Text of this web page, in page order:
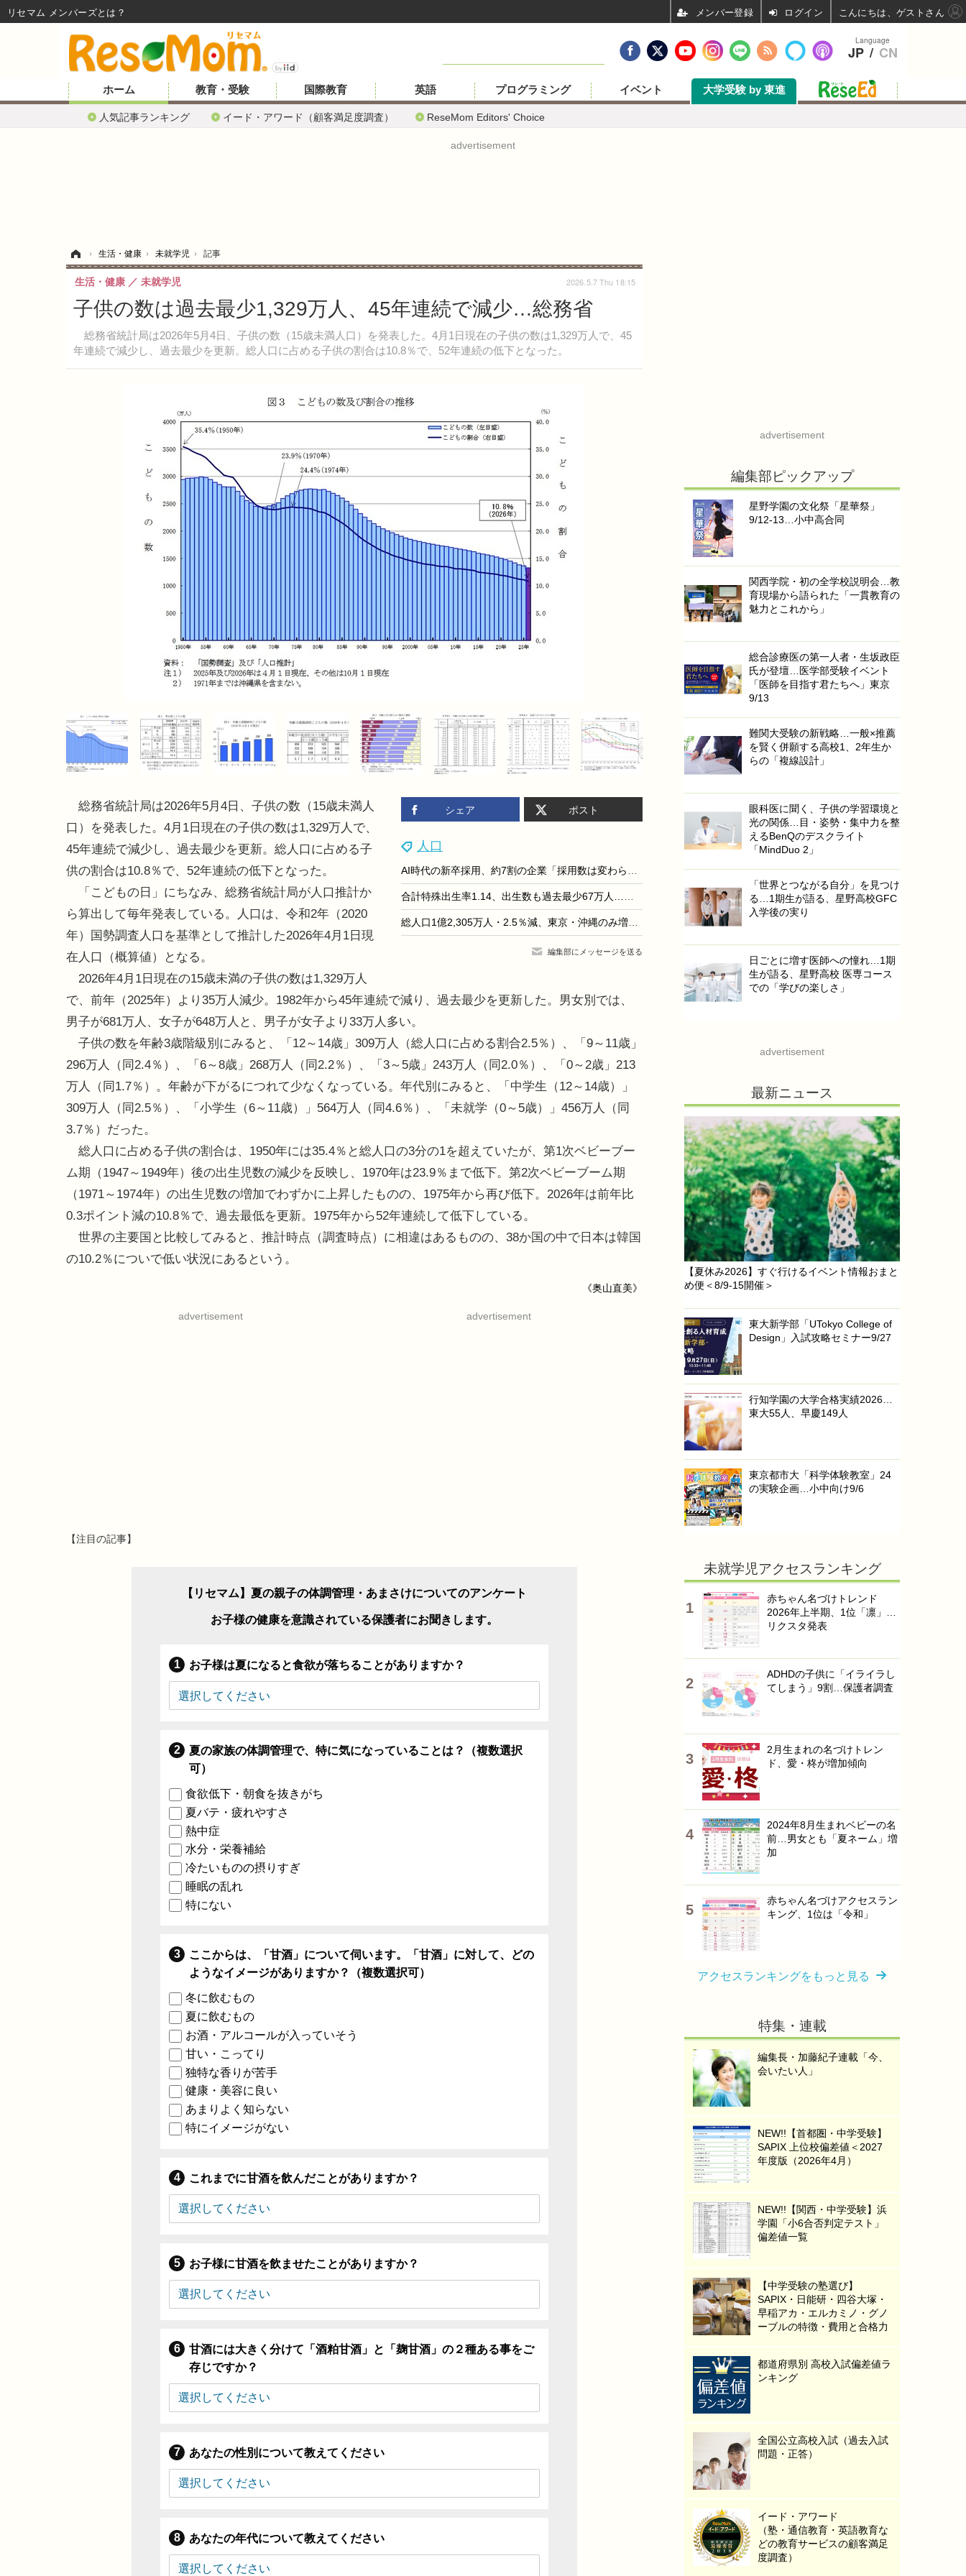
ホーム
人気記事ランキング イード・アワード（顧客満足度調査） ReseMom Editors' Choice
教育・受験 国際教育 英語 プログラミング イベント 大学受験 by 東進
advertisement
› 生活・健康 › 未就学児 › 記事
子供の数は過去最少1,329万人、45年連続で減少…総務省
総務省統計局は2026年5月4日、子供の数（15歳未満人口）を発表した。4月1日現在の子供の数は1,329万人で、45
年連続で減少し、過去最少を更新。総人口に占める子供の割合は10.8％で、52年連続の低下となった。
生活・健康 未就学児 2026.5.7 Thu 18:15
シェア ポスト
人口
AI時代の新卒採用、約7割の企業「採用数は変わらず」リクルートワークス調査
合計特殊出生率1.14、出生数も過去最少67万人…人口動態統計
総人口1億2,305万人・2.5％減、東京・沖縄のみ増…国勢調査
編集部にメッセージを送る
総務省統計局は2026年5月4日、子供の数（15歳未満人
口）を発表した。4月1日現在の子供の数は1,329万人で、
45年連続で減少し、過去最少を更新。総人口に占める子
供の割合は10.8％で、52年連続の低下となった。
「こどもの日」にちなみ、総務省統計局が人口推計か
ら算出して毎年発表している。人口は、令和2年（2020
年）国勢調査人口を基準として推計した2026年4月1日現
在人口（概算値）となる。
2026年4月1日現在の15歳未満の子供の数は1,329万人
で、前年（2025年）より35万人減少。1982年から45年連続で減り、過去最少を更新した。男女別では、
男子が681万人、女子が648万人と、男子が女子より33万人多い。
子供の数を年齢3歳階級別にみると、「12～14歳」309万人（総人口に占める割合2.5％）、「9～11歳」
296万人（同2.4％）、「6～8歳」268万人（同2.2％）、「3～5歳」243万人（同2.0％）、「0～2歳」213
万人（同1.7％）。年齢が下がるにつれて少なくなっている。年代別にみると、「中学生（12～14歳）」
309万人（同2.5％）、「小学生（6～11歳）」564万人（同4.6％）、「未就学（0～5歳）」456万人（同
3.7％）だった。
総人口に占める子供の割合は、1950年には35.4％と総人口の3分の1を超えていたが、第1次ベビーブー
ム期（1947～1949年）後の出生児数の減少を反映し、1970年は23.9％まで低下。第2次ベビーブーム期
（1971～1974年）の出生児数の増加でわずかに上昇したものの、1975年から再び低下。2026年は前年比
0.3ポイント減の10.8％で、過去最低を更新。1975年から52年連続して低下している。
世界の主要国と比較してみると、推計時点（調査時点）に相違はあるものの、38か国の中で日本は韓国
の10.2％についで低い状況にあるという。
《奥山直美》
advertisement advertisement
【注目の記事】
【リセマム】夏の親子の体調管理・あまさけについてのアンケート
お子様の健康を意識されている保護者にお聞きします。
お子様は夏になると食欲が落ちることがありますか？
夏の家族の体調管理で、特に気になっていることは？（複数選択
可）
食欲低下・朝食を抜きがち
夏バテ・疲れやすさ
熱中症
水分・栄養補給
冷たいものの摂りすぎ
睡眠の乱れ
特にない
ここからは、「甘酒」について伺います。「甘酒」に対して、どの
ようなイメージがありますか？（複数選択可）
冬に飲むもの
夏に飲むもの
お酒・アルコールが入っていそう
甘い・こってり
独特な香りが苦手
健康・美容に良い
あまりよく知らない
特にイメージがない
これまでに甘酒を飲んだことがありますか？
お子様に甘酒を飲ませたことがありますか？
甘酒には大きく分けて「酒粕甘酒」と「麹甘酒」の２種ある事をご
存じですか？
あなたの性別について教えてください
あなたの年代について教えてください
advertisement
編集部ピックアップ
星野学園の文化祭「星華祭」
9/12-13…小中高合同
関西学院・初の全学校説明会…教
育現場から語られた「一貫教育の
魅力とこれから」
総合診療医の第一人者・生坂政臣
氏が登壇…医学部受験イベント
「医師を目指す君たちへ」東京
9/13
難関大受験の新戦略…一般×推薦
を賢く併願する高校1、2年生か
らの「複線設計」
眼科医に聞く、子供の学習環境と
光の関係…目・姿勢・集中力を整
えるBenQのデスクライト
「MindDuo 2」
「世界とつながる自分」を見つけ
る…1期生が語る、星野高校GFC
入学後の実り
日ごとに増す医師への憧れ…1期
生が語る、星野高校 医専コース
での「学びの楽しさ」
advertisement
最新ニュース
【夏休み2026】すぐ行けるイベント情報おまと
め便＜8/9-15開催＞
東大新学部「UTokyo College of
Design」入試攻略セミナー9/27
行知学園の大学合格実績2026…
東大55人、早慶149人
東京都市大「科学体験教室」24
の実験企画…小中向け9/6
未就学児アクセスランキング
赤ちゃん名づけトレンド
2026年上半期、1位「凛」…
リクスタ発表
ADHDの子供に「イライラし
てしまう」9割…保護者調査
2月生まれの名づけトレン
ド、愛・柊が増加傾向
2024年8月生まれベビーの名
前…男女とも「夏ネーム」増
加
赤ちゃん名づけアクセスラン
キング、1位は「令和」
アクセスランキングをもっと見る
特集・連載
編集長・加藤紀子連載「今、
会いたい人」
NEW!!【首都圏・中学受験】
SAPIX 上位校偏差値＜2027
年度版（2026年4月）
NEW!!【関西・中学受験】浜
学園「小6合否判定テスト」
偏差値一覧
【中学受験の塾選び】
SAPIX・日能研・四谷大塚・
早稲アカ・エルカミノ・グノ
ーブルの特徴・費用と合格力
都道府県別 高校入試偏差値ラ
ンキング
全国公立高校入試（過去入試
問題・正答）
イード・アワード
（塾・通信教育・英語教育な
どの教育サービスの顧客満足
度調査）
Language
JP / CN
リセマム メンバーズ ログイン こんにちは、ゲストさん